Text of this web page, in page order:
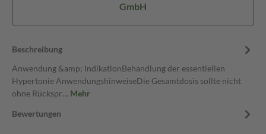
GmbH
Beschreibung
Anwendung &amp; IndikationBehandlung der essentiellen
Hypertonie AnwendungshinweiseDie Gesamtdosis sollte nicht
ohne Rückspr… Mehr
Bewertungen